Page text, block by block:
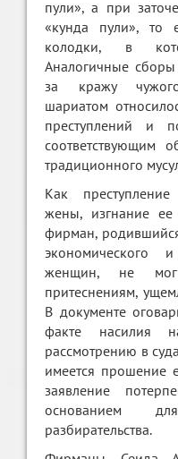
пули», а при
«кунда пули», то
колодки, в
Аналогичные
за кражу
шариатом
преступлений и
соответствующим
традиционного
Как
жены, изгнание
фирман,
экономического
женщин, не мог
притеснениям,
В документе
факте насилия
рассмотрению в
имеется прошение
заявление
основанием
разбирательства.